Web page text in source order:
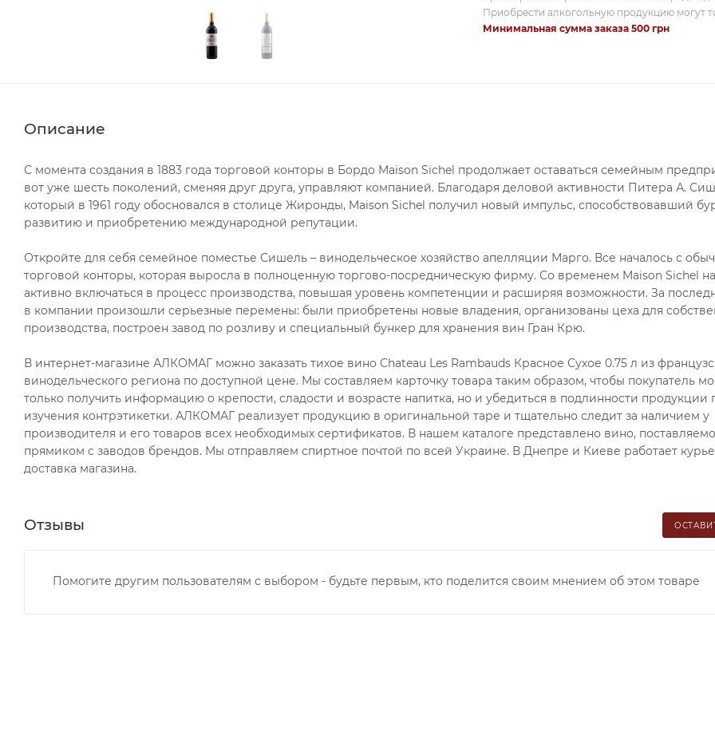
Приобрести алкогольную продукцию могут
Минимальная сумма заказа 500 грн
Описание
С момента создания в 1883 года торговой конторы в Бордо Maison Sichel продолжает оставаться семейным
вот уже шесть поколений, сменяя друг друга, управляют компанией. Благодаря деловой активности Питера А.
который в 1961 году обосновался в столице Жиронды, Maison Sichel получил новый импульс, способствовавший
развитию и приобретению международной репутации.
Откройте для себя семейное поместье Сишель – винодельческое хозяйство апелляции Марго. Все началось с
торговой конторы, которая выросла в полноценную торгово-посредническую фирму. Со временем Maison Sichel
активно включаться в процесс производства, повышая уровень компетенции и расширяя возможности. За
в компании произошли серьезные перемены: были приобретены новые владения, организованы цеха для
производства, построен завод по розливу и специальный бункер для хранения вин Гран Крю.
В интернет-магазине АЛКОМАГ можно заказать тихое вино Chateau Les Rambauds Красное Сухое 0.75 л из
винодельческого региона по доступной цене. Мы составляем карточку товара таким образом, чтобы покупатель
только получить информацию о крепости, сладости и возрасте напитка, но и убедиться в подлинности продукции
изучения контрэтикетки. АЛКОМАГ реализует продукцию в оригинальной таре и тщательно следит за наличием у
производителя и его товаров всех необходимых сертификатов. В нашем каталоге представлено вино,
прямиком с заводов брендов. Мы отправляем спиртное почтой по всей Украине. В Днепре и Киеве работает
доставка магазина.
Отзывы
Помогите другим пользователям с выбором - будьте первым, кто поделится своим мнением об этом товаре